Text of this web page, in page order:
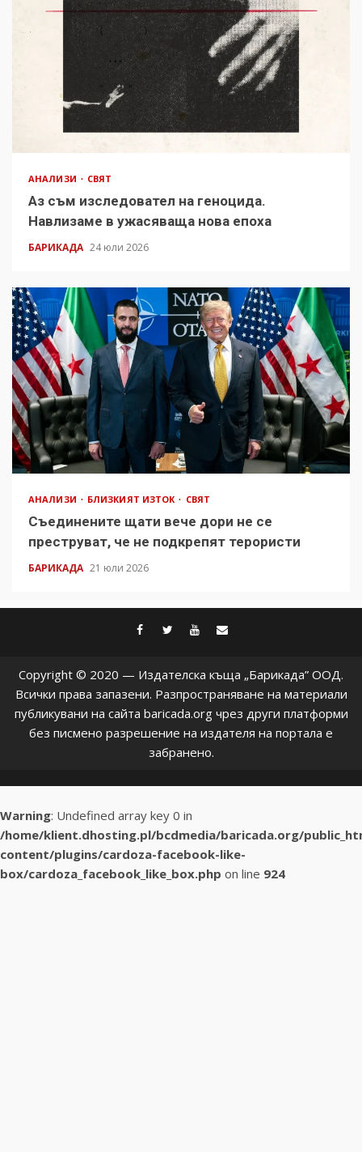
АНАЛИЗИ СВЯТ
Аз съм изследовател на геноцида.
Навлизаме в ужасяваща нова епоха
БАРИКАДА 24 юли 2026
АНАЛИЗИ БЛИЗКИЯТ ИЗТОК СВЯТ
Съединените щати вече дори не се
преструват, че не подкрепят терористи
БАРИКАДА 21 юли 2026
facebook
twitter
youtube
Copyright © 2020 — Издателска къща „Барикада” ООД.
Всички права запазени. Разпространяване на материали
публикувани на сайта baricada.org чрез други платформи
без писмено разрешение на издателя на портала е
забранено.
Warning: Undefined array key 0 in
/home/klient.dhosting.pl/bcdmedia/baricada.org/
content/plugins/cardoza-facebook-like-
box/cardoza_facebook_like_box.php on line 924